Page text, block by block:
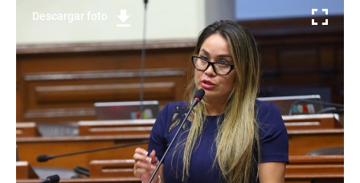
Descargar foto